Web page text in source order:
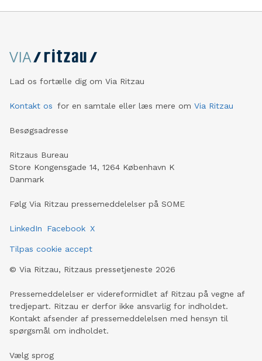
Lad os fortælle dig om Via Ritzau
Kontakt os for en samtale eller læs mere om Via Ritzau
Besøgsadresse
Ritzaus Bureau
Store Kongensgade 14, 1264 København K
Danmark
Følg Via Ritzau pressemeddelelser på SOME
LinkedIn Facebook X
Tilpas cookie accept
© Via Ritzau, Ritzaus pressetjeneste 2026
Pressemeddelelser er videreformidlet af Ritzau på vegne af
tredjepart. Ritzau er derfor ikke ansvarlig for indholdet.
Kontakt afsender af pressemeddelelsen med hensyn til
spørgsmål om indholdet.
Vælg sprog